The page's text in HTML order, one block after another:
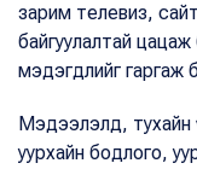
зарим телевиз,
байгуулалтай
мэдэгдлийг гаргаж
Мэдээлэлд, тухайн
уурхайн бодлого,